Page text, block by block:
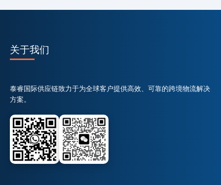
关于我们
泰睿国际供应链致力于为全球客户提供高效、可靠的跨境物流解决
方案。